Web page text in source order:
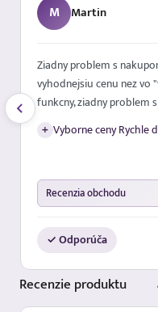
M Martin
Top
+ Cena Kvalita
Recenzia obchodu
✓ Odporúča
…
Recenzie produktu